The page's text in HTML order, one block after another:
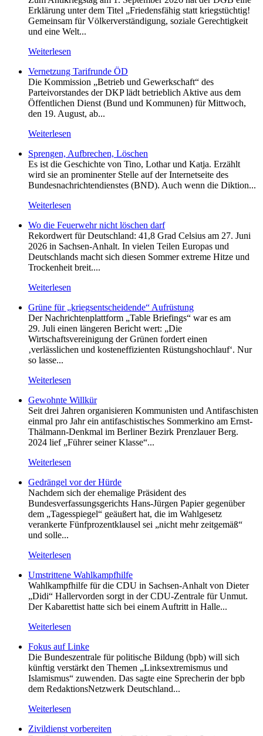
Erklärung unter dem Titel „Friedensfähig statt kriegstüchtig!
Gemeinsam für Völkerverständigung, soziale Gerechtigkeit
und eine Welt...
Weiterlesen
Vernetzung Tarifrunde ÖD
Die Kommission „Betrieb und Gewerkschaft“ des
Parteivorstandes der DKP lädt betrieblich Aktive aus dem
Öffentlichen Dienst (Bund und Kommunen) für Mittwoch,
den 19. August, ab...
Weiterlesen
Sprengen, Aufbrechen, Löschen
Es ist die Geschichte von Tino, Lothar und Katja. Erzählt
wird sie an prominenter Stelle auf der Internetseite des
Bundesnachrichtendienstes (BND). Auch wenn die Diktion...
Weiterlesen
Wo die Feuerwehr nicht löschen darf
Rekordwert für Deutschland: 41,8 Grad Celsius am 27. Juni
2026 in Sachsen-Anhalt. In vielen Teilen Europas und
Deutschlands macht sich diesen Sommer extreme Hitze und
Trockenheit breit....
Weiterlesen
Grüne für „kriegsentscheidende“ Aufrüstung
Der Nachrichtenplattform „Table Briefings“ war es am
29. Juli einen längeren Bericht wert: „Die
Wirtschaftsvereinigung der Grünen fordert einen
‚verlässlichen und kosteneffizienten Rüstungshochlauf‘. Nur
so lasse...
Weiterlesen
Gewohnte Willkür
Seit drei Jahren organisieren Kommunisten und Antifaschisten
einmal pro Jahr ein antifaschistisches Sommerkino am Ernst-
Thälmann-Denkmal im Berliner Bezirk Prenzlauer Berg.
2024 lief „Führer seiner Klasse“...
Weiterlesen
Gedrängel vor der Hürde
Nachdem sich der ehemalige Präsident des
Bundesverfassungsgerichts Hans-Jürgen Papier gegenüber
dem „Tagesspiegel“ geäußert hat, die im Wahlgesetz
verankerte Fünfprozentklausel sei „nicht mehr zeitgemäß“
und solle...
Weiterlesen
Umstrittene Wahlkampfhilfe
Wahlkampfhilfe für die CDU in Sachsen-Anhalt von Dieter
„Didi“ Hallervorden sorgt in der CDU-Zentrale für Unmut.
Der Kabarettist hatte sich bei einem Auftritt in Halle...
Weiterlesen
Fokus auf Linke
Die Bundeszentrale für politische Bildung (bpb) will sich
künftig verstärkt den Themen „Linksextremismus und
Islamismus“ zuwenden. Das sagte eine Sprecherin der bpb
dem RedaktionsNetzwerk Deutschland...
Weiterlesen
Zivildienst vorbereiten